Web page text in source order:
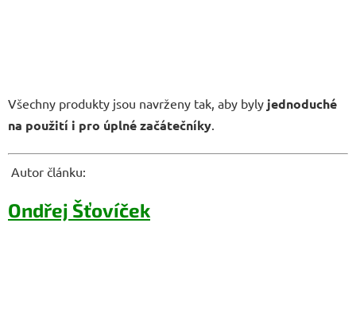
Všechny produkty jsou navrženy tak, aby byly jednoduché
na použití i pro úplné začátečníky.
Autor článku:
Ondřej Šťovíček